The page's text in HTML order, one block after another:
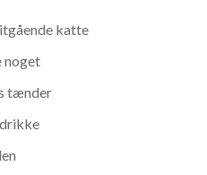
katte
noget
tænder